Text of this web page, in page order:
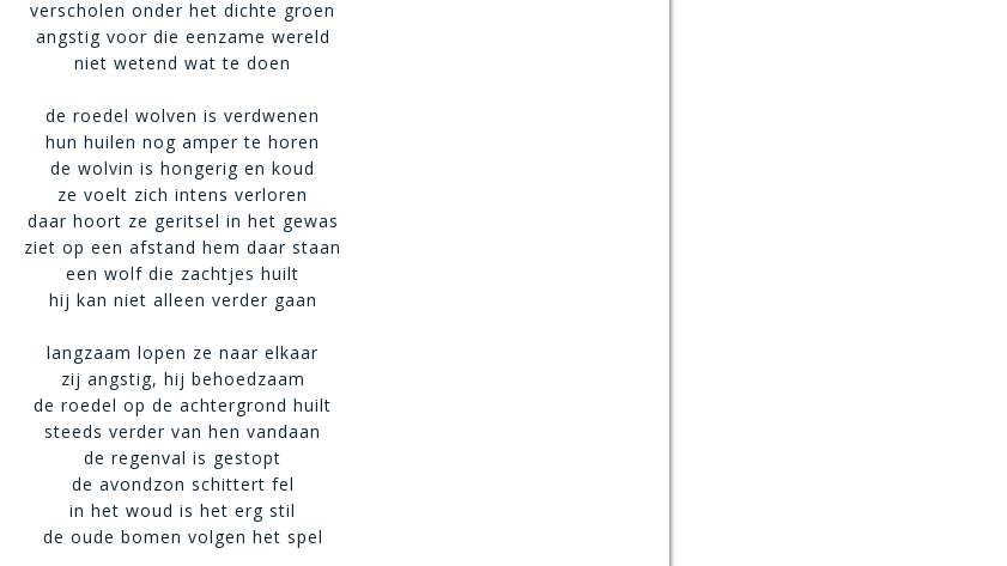
verscholen onder het dichte groen
angstig voor die eenzame wereld
niet wetend wat te doen
de roedel wolven is verdwenen
hun huilen nog amper te horen
de wolvin is hongerig en koud
ze voelt zich intens verloren
daar hoort ze geritsel in het gewas
ziet op een afstand hem daar staan
een wolf die zachtjes huilt
hij kan niet alleen verder gaan
langzaam lopen ze naar elkaar
zij angstig, hij behoedzaam
de roedel op de achtergrond huilt
steeds verder van hen vandaan
de regenval is gestopt
de avondzon schittert fel
in het woud is het erg stil
de oude bomen volgen het spel